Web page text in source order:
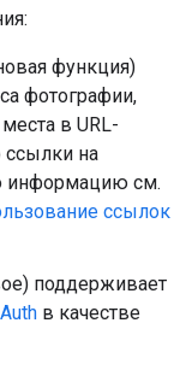
функция)
фотографии,
в URL-
ссылки на
информацию см.
ссылок
поддерживает
в качестве